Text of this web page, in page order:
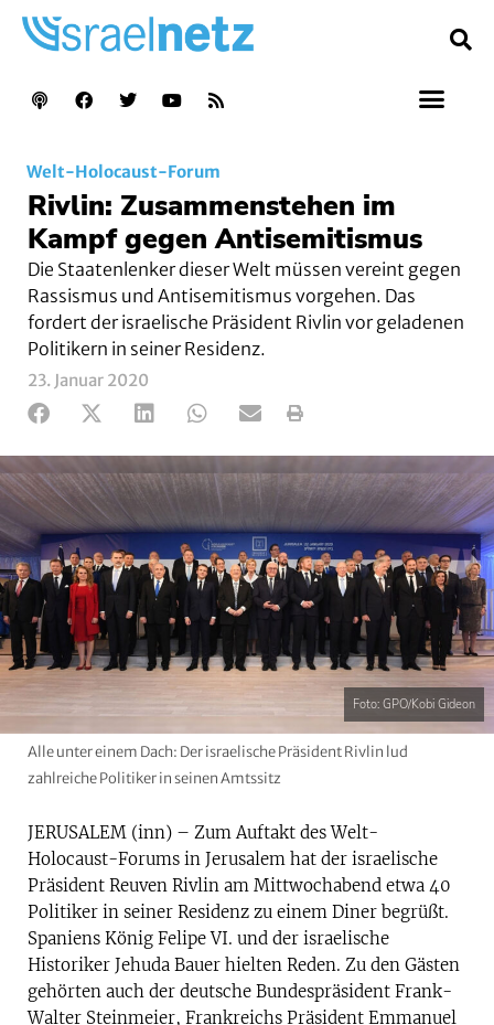
Welt-Holocaust-Forum
Rivlin: Zusammenstehen im
Kampf gegen Antisemitismus
Die Staatenlenker dieser Welt müssen vereint gegen
Rassismus und Antisemitismus vorgehen. Das
fordert der israelische Präsident Rivlin vor geladenen
Politikern in seiner Residenz.
23. Januar 2020
Foto: GPO/Kobi Gideon
Alle unter einem Dach: Der israelische Präsident Rivlin lud
zahlreiche Politiker in seinen Amtssitz
JERUSALEM (inn) – Zum Auftakt des Welt-
Holocaust-Forums in Jerusalem hat der israelische
Präsident Reuven Rivlin am Mittwochabend etwa 40
Politiker in seiner Residenz zu einem Diner begrüßt.
Spaniens König Felipe VI. und der israelische
Historiker Jehuda Bauer hielten Reden. Zu den Gästen
gehörten auch der deutsche Bundespräsident Frank-
Walter Steinmeier, Frankreichs Präsident Emmanuel